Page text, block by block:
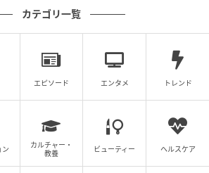
次々と並んで、まるで小さなレス
として、青木さんお手製の半生ガ
シェリー酒までご用意してくださ
カテゴリ一覧
エピソード エンタメ トレンド
ン
カルチャー・
教養
ビューティー ヘルスケア